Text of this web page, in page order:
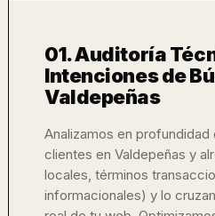
01. Auditoría
Intenciones de
Valdepeñas
Analizamos en
clientes en Valdepeñas y
locales, términos
informacionales) y lo